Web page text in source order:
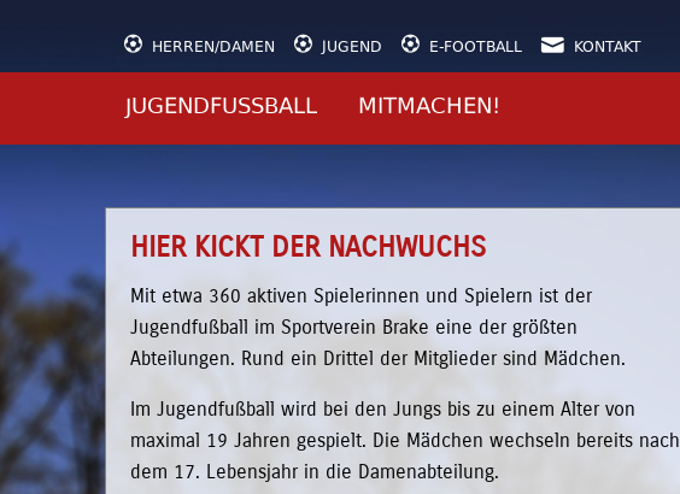
 HERREN/DAMEN  JUGEND  E-FOOTBALL  KONTAKT
JUGENDFUSSBALL MITMACHEN!
HIER KICKT DER NACHWUCHS
Mit etwa 360 aktiven Spielerinnen und Spielern ist der
Jugendfußball im Sportverein Brake eine der größten
Abteilungen. Rund ein Drittel der Mitglieder sind Mädchen.
Im Jugendfußball wird bei den Jungs bis zu einem Alter von
maximal 19 Jahren gespielt. Die Mädchen wechseln bereits nach
dem 17. Lebensjahr in die Damenabteilung.